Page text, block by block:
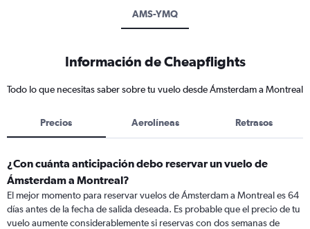
AMS-YMQ
Información de Cheapflights
Todo lo que necesitas saber sobre tu vuelo desde Ámsterdam a Montreal
Precios Aerolíneas Retrasos
¿Con cuánta anticipación debo reservar un vuelo de
Ámsterdam a Montreal?
El mejor momento para reservar vuelos de Ámsterdam a Montreal es 64
días antes de la fecha de salida deseada. Es probable que el precio de tu
vuelo aumente considerablemente si reservas con dos semanas de